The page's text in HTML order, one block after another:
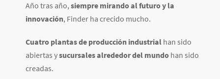
Año tras año, siempre mirando al futuro y la
innovación, Finder ha crecido mucho.
Cuatro plantas de producción industrial han sido
abiertas ysucursales alrededor del mundo han sido
creadas.